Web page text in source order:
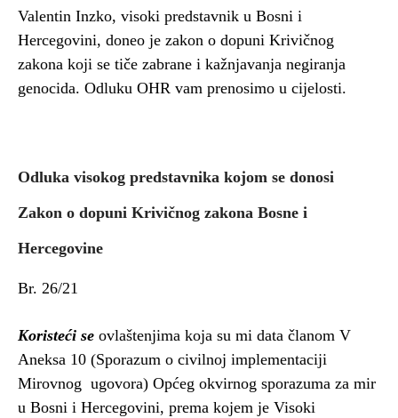
Valentin Inzko, visoki predstavnik u Bosni i
Hercegovini, doneo je zakon o dopuni Krivičnog
zakona koji se tiče zabrane i kažnjavanja negiranja
genocida. Odluku OHR vam prenosimo u cijelosti.
Odluka visokog predstavnika kojom se donosi
Zakon o dopuni Krivičnog zakona Bosne i
Hercegovine
Br. 26/21
Koristeći se ovlaštenjima koja su mi data članom V
Aneksa 10 (Sporazum o civilnoj implementaciji
Mirovnog ugovora) Općeg okvirnog sporazuma za mir
u Bosni i Hercegovini, prema kojem je Visoki